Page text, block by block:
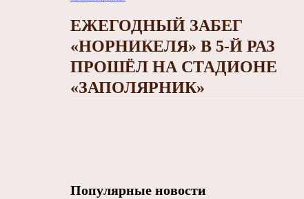
ЕЖЕГОДНЫЙ ЗАБЕГ
«НОРНИКЕЛЯ» В 5-Й РАЗ
ПРОШЁЛ НА СТАДИОНЕ
«ЗАПОЛЯРНИК»
Популярные новости